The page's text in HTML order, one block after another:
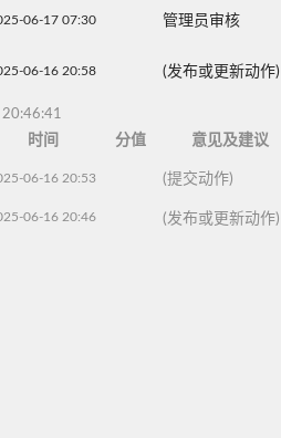
06-17 07:30 管理员审核
06-16 20:58 (发布或更新动作)
时间 分值 意见及建议
06-16 20:53 (提交动作)
06-16 20:46 (发布或更新动作)